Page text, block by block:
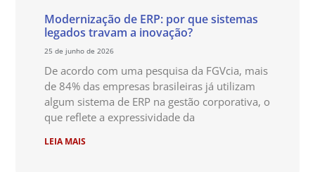
Modernização de ERP: por que sistemas
legados travam a inovação?
25 de junho de 2026
De acordo com uma pesquisa da FGVcia, mais
de 84% das empresas brasileiras já utilizam
algum sistema de ERP na gestão corporativa, o
que reflete a expressividade da
LEIA MAIS